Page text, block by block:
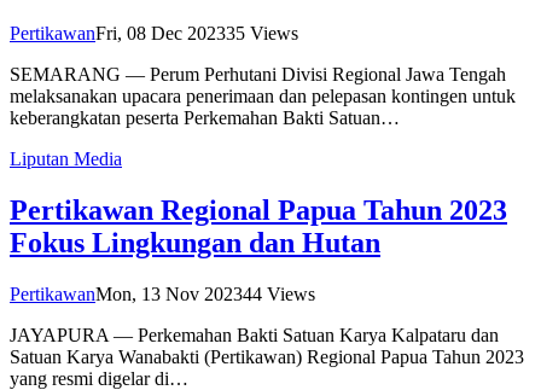
PertikawanFri, 08 Dec 202335 Views
SEMARANG — Perum Perhutani Divisi Regional Jawa Tengah
melaksanakan upacara penerimaan dan pelepasan kontingen untuk
keberangkatan peserta Perkemahan Bakti Satuan…
Liputan Media
Pertikawan Regional Papua Tahun 2023
Fokus Lingkungan dan Hutan
PertikawanMon, 13 Nov 202344 Views
JAYAPURA — Perkemahan Bakti Satuan Karya Kalpataru dan
Satuan Karya Wanabakti (Pertikawan) Regional Papua Tahun 2023
yang resmi digelar di…